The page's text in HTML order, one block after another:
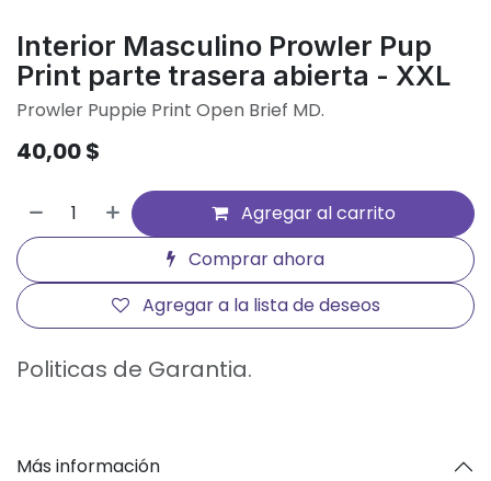
Interior Masculino Prowler Pup
Print parte trasera abierta - XXL
Prowler Puppie Print Open Brief MD.
40,00$
Agregar al carrito
Comprar ahora
Agregar a la lista de deseos
Politicas de Garantia.
Más información